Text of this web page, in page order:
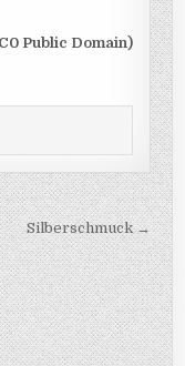
Public Domain)
Silberschmuck →